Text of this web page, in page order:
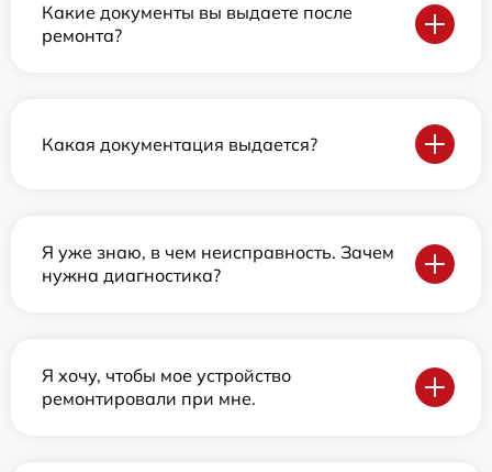
Какие документы вы выдаете после
ремонта?
Какая документация выдается?
Я уже знаю, в чем неисправность. Зачем
нужна диагностика?
Я хочу, чтобы мое устройство
ремонтировали при мне.